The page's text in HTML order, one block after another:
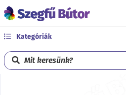
Kategóriák
Mit keresünk?